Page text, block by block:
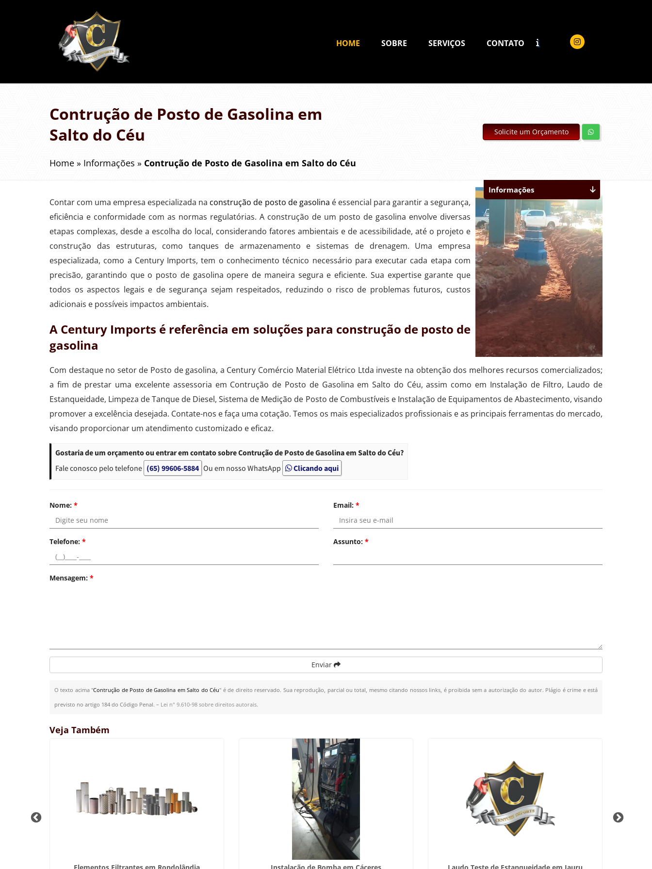
HOME SOBRE SERVIÇOS CONTATO
Contrução de Posto de Gasolina em
Salto do Céu
Home » Informações » Contrução de Posto de Gasolina em Salto do Céu
Solicite um Orçamento
Contar com uma empresa especializada na construção de posto de gasolina é essencial para garantir a segurança,
eficiência e conformidade com as normas regulatórias. A construção de um posto de gasolina envolve diversas
etapas complexas, desde a escolha do local, considerando fatores ambientais e de acessibilidade, até o projeto e
construção das estruturas, como tanques de armazenamento e sistemas de drenagem. Uma empresa
especializada, como a Century Imports, tem o conhecimento técnico necessário para executar cada etapa com
precisão, garantindo que o posto de gasolina opere de maneira segura e eficiente. Sua expertise garante que
todos os aspectos legais e de segurança sejam respeitados, reduzindo o risco de problemas futuros, custos
adicionais e possíveis impactos ambientais.
A Century Imports é referência em soluções para construção de posto de
gasolina
Com destaque no setor de Posto de gasolina, a Century Comércio Material Elétrico Ltda investe na obtenção dos melhores recursos comercializados;
a fim de prestar uma excelente assessoria em Contrução de Posto de Gasolina em Salto do Céu, assim como em Instalação de Filtro, Laudo de
Estanqueidade, Limpeza de Tanque de Diesel, Sistema de Medição de Posto de Combustíveis e Instalação de Equipamentos de Abastecimento, visando
promover a excelência desejada. Contate-nos e faça uma cotação. Temos os mais especializados profissionais e as principais ferramentas do mercado,
visando proporcionar um atendimento customizado e eficaz.
Gostaria de um orçamento ou entrar em contato sobre Contrução de Posto de Gasolina em Salto do Céu?
Fale conosco pelo telefone (65) 99606-5884 Ou em nosso WhatsApp Clicando aqui
Nome: * Email: *
Telefone: * Assunto: *
Mensagem: *
Enviar
O texto acima "Contrução de Posto de Gasolina em Salto do Céu" é de direito reservado. Sua reprodução, parcial ou total, mesmo citando nossos links, é proibida sem a autorização do autor. Plágio é crime e está
previsto no artigo 184 do Código Penal. – Lei n° 9.610-98 sobre direitos autorais.
Informações
Veja Também
Elementos Filtrantes em Rondolândia Instalação de Bomba em Cáceres Laudo Teste de Estanqueidade em Jauru